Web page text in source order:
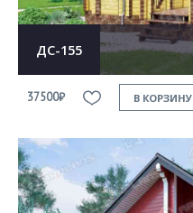
ДС-155
37500₽ В КОРЗИНУ